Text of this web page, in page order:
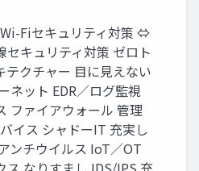
Fiセキュリティ対策 ⇔
セキュリティ対策 ゼロト
テクチャー 目に見えない
ネット EDR／ログ監視
ファイアウォール 管理
イス シャドーIT 充実し
ンチウイルス IoT／OT